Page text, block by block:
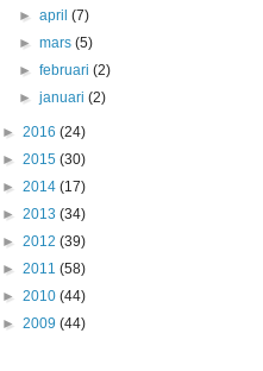
►april(7)
►mars(5)
►februari(2)
►januari(2)
► 2016 (24)
► 2015 (30)
► 2014 (17)
► 2013 (34)
► 2012 (39)
► 2011 (58)
► 2010 (44)
► 2009 (44)